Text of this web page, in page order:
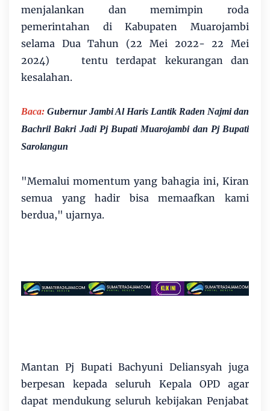
menjalankan dan memimpin roda
pemerintahan di Kabupaten Muarojambi
selama Dua Tahun (22 Mei 2022- 22 Mei
2024) tentu terdapat kekurangan dan
kesalahan.
Baca: Gubernur Jambi Al Haris Lantik Raden Najmi dan
Bachril Bakri Jadi Pj Bupati Muarojambi dan Pj Bupati
Sarolangun
"Memalui momentum yang bahagia ini, Kiran
semua yang hadir bisa memaafkan kami
berdua," ujarnya.
Mantan Pj Bupati Bachyuni Deliansyah juga
berpesan kepada seluruh Kepala OPD agar
dapat mendukung seluruh kebijakan Penjabat